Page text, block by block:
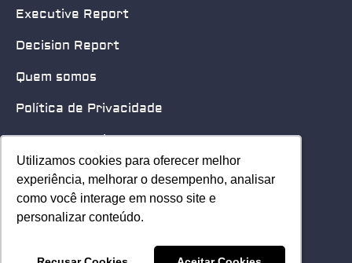
Utilizamos cookies para oferecer melhor
experiência, melhorar o desempenho, analisar
como você interage em nosso site e
personalizar conteúdo.
Utilizamos cookies para oferecer melhor
experiência, melhorar o desempenho, analisar
como você interage em nosso site e
personalizar conteúdo.
Executive Report
Decision Report
Quem somos
Política de Privacidade
Quero patrocinar
Contato
Home
© 2025 Security Leader. Todos os Direitos Reservados.